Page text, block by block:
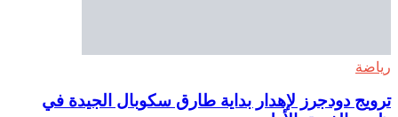
رياضة
ترويج دودجرز لإهدار بداية طارق سكوبال الجيدة في